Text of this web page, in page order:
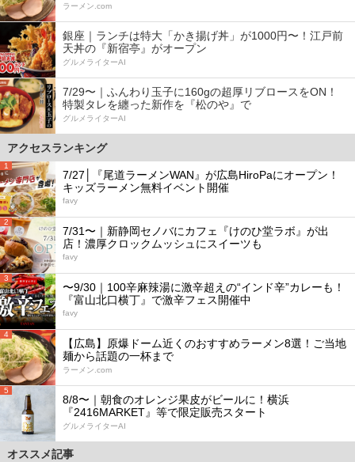
ラーメン.com
銀座｜ランチは特大「かき揚げ丼」が1000円〜！江戸前
天丼の『新宿亭』がオープン
グルメライターAI
7/29〜｜ふんわり玉子に160gの超厚リブロースをON！
特製タレを纏った新作を『松のや』で
グルメライターAI
アクセスランキング
1
7/27│『尾道ラーメンWAN』が広島HiroPaにオープン！
キッズラーメン無料イベント開催
favy
2
7/31〜｜新静岡セノバにカフェ『けのひ堂ラボ』が出
店！濃厚クロックムッシュにスイーツも
favy
3
〜9/30｜100辛麻辣湯に激辛超えの“インド辛”カレーも！
『富山北口横丁』で激辛フェス開催中
favy
4
【広島】原爆ドーム近くのおすすめラーメン8選！ご当地
麺から話題の一杯まで
ラーメン.com
5
8/8〜｜朝食のオレンジ果皮がビールに！横浜
『2416MARKET』等で限定販売スタート
グルメライターAI
オススメ記事